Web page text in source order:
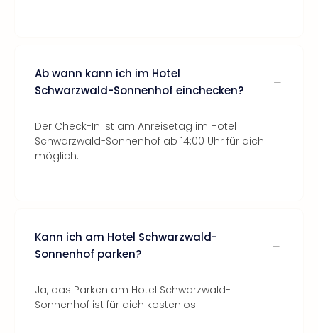
Ab wann kann ich im Hotel
Schwarzwald-Sonnenhof einchecken?
Der Check-In ist am Anreisetag im Hotel
Schwarzwald-Sonnenhof ab 14:00 Uhr für dich
möglich.
Kann ich am Hotel Schwarzwald-
Sonnenhof parken?
Ja, das Parken am Hotel Schwarzwald-
Sonnenhof ist für dich kostenlos.